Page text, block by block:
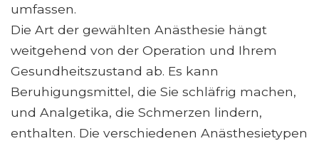
umfassen.
Die Art der gewählten Anästhesie hängt
weitgehend von der Operation und Ihrem
Gesundheitszustand ab. Es kann
Beruhigungsmittel, die Sie schläfrig machen,
und Analgetika, die Schmerzen lindern,
enthalten. Die verschiedenen Anästhesietypen